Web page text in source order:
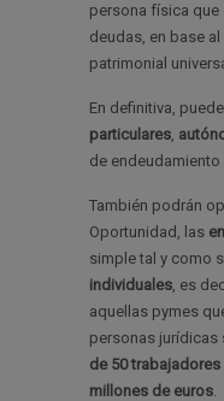
persona física que
deudas, en base
patrimonial
En definitiva,
particulares,
de
También podrán
Oportunidad, las
simple tal y como
individuales, es
aquellas pymes
personas
de 50
millones de euros.